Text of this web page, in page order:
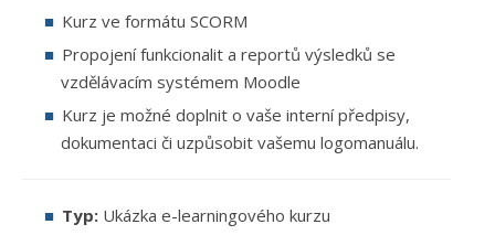
Kurz ve formátu SCORM
Propojení funkcionalit a reportů výsledků se
vzdělávacím systémem Moodle
Kurz je možné doplnit o vaše interní předpisy,
dokumentaci či uzpůsobit vašemu logomanuálu.
Typ: Ukázka e-learningového kurzu